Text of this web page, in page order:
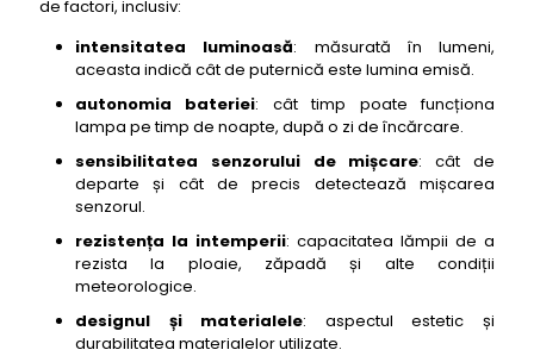
Amico Solar Lights
20- lampa solară de exterior cu senzor de
mișcare Sunix Solar Lights
21- lampa solară de exterior cu senzor de mișcare
Ollivage Solar Lights
22- lampa solară de exterior cu senzor de
mișcare Aponuo Solar Lights
mișcare Deneve Solar Lights
24- lampa solară de exterior cu senzor de
mișcare Vont Solar Lights
25- lampa solară de exterior cu senzor de
de factori, inclusiv:
intensitatea luminoasă: măsurată în lumeni,
aceasta indică cât de puternică este lumina emisă.
autonomia bateriei: cât timp poate funcționa
lampa pe timp de noapte, după o zi de încărcare.
sensibilitatea senzorului de mișcare: cât de
departe și cât de precis detectează mișcarea
senzorul.
rezistența la intemperii: capacitatea lămpii de a
rezista la ploaie, zăpadă și alte condiții
meteorologice.
designul și materialele: aspectul estetic și
durabilitatea materialelor utilizate.